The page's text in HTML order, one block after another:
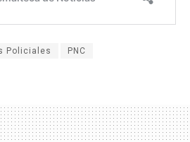
Policiales PNC